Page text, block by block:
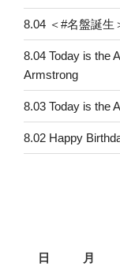
8.04 ＜#名盤誕
8.04 Today is the
Armstrong
8.03 Today is the
8.02 Happy
日
月